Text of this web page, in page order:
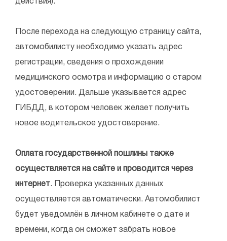
действия).
После перехода на следующую страницу сайта,
автомобилисту необходимо указать адрес
регистрации, сведения о прохождении
медицинского осмотра и информацию о старом
удостоверении. Дальше указывается адрес
ГИБДД, в котором человек желает получить
новое водительское удостоверение.
Оплата государственной пошлины также
осуществляется на сайте и проводится через
интернет. Проверка указанных данных
осуществляется автоматически. Автомобилист
будет уведомлён в личном кабинете о дате и
времени, когда он сможет забрать новое